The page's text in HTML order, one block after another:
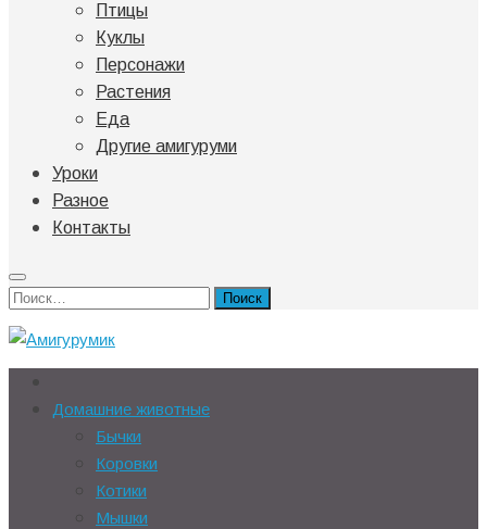
Птицы
Куклы
Персонажи
Растения
Еда
Другие амигуруми
Уроки
Разное
Контакты
Найти:
Домашние животные
Бычки
Коровки
Котики
Мышки